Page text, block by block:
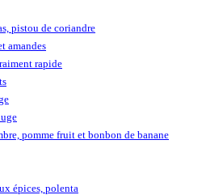
pistou de coriandre
amandes
rapide
pomme fruit et bonbon de banane
épices, polenta